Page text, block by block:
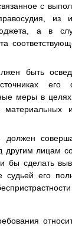
с
из
а в
быть
его
меры в
другим лицам
бы сделать
судьей его